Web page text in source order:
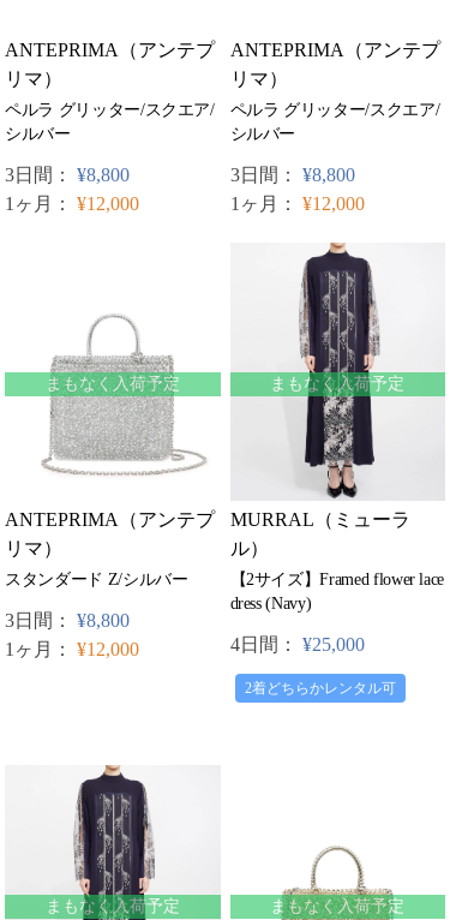
ANTEPRIMA（アンテプ
リマ）
ペルラ グリッター/スクエア/
シルバー
3日間： ¥8,800
1ヶ月： ¥12,000
ANTEPRIMA（アンテプ
リマ）
ペルラ グリッター/スクエア/
シルバー
3日間： ¥8,800
1ヶ月： ¥12,000
まもなく入荷予定
ANTEPRIMA（アンテプ
リマ）
スタンダード Z/シルバー
3日間： ¥8,800
1ヶ月： ¥12,000
まもなく入荷予定
MURRAL（ミューラ
ル）
【2サイズ】Framed flower lace
dress (Navy)
4日間： ¥25,000
2着どちらかレンタル可
まもなく入荷予定 まもなく入荷予定